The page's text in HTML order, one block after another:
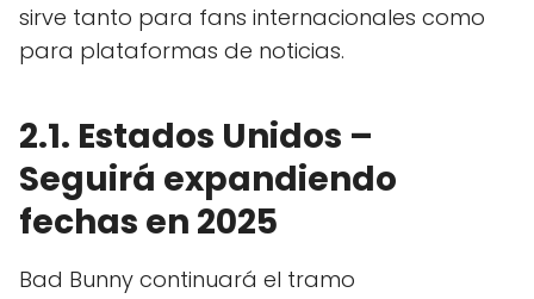
sirve tanto para fans internacionales como
para plataformas de noticias.
2.1. Estados Unidos –
Seguirá expandiendo
fechas en 2025
Bad Bunny continuará el tramo